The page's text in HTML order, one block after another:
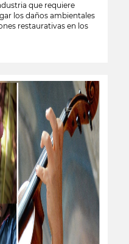
que requiere
los daños ambientales
restaurativas en los